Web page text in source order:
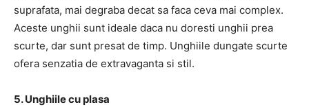
suprafata, mai degraba decat sa faca ceva mai complex.
Aceste unghii sunt ideale daca nu doresti unghii prea
scurte, dar sunt presat de timp. Unghiile dungate scurte
ofera senzatia de extravaganta si stil.
5. Unghiile cu plasa